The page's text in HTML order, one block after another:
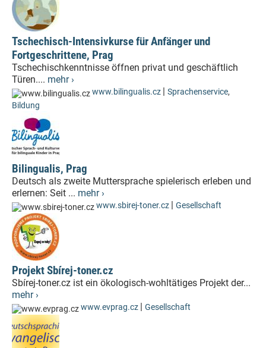
Tschechisch-Intensivkurse für Anfänger und
Fortgeschrittene, Prag
Tschechischkenntnisse öffnen privat und geschäftlich
Türen.... mehr ›
www.bilingualis.cz | Sprachenservice,
Bildung
Bilingualis, Prag
Deutsch als zweite Muttersprache spielerisch erleben und
erlernen: Seit ... mehr ›
www.sbirej-toner.cz | Gesellschaft
Projekt Sbírej-toner.cz
Sbírej-toner.cz ist ein ökologisch-wohltätiges Projekt der...
mehr ›
www.evprag.cz | Gesellschaft